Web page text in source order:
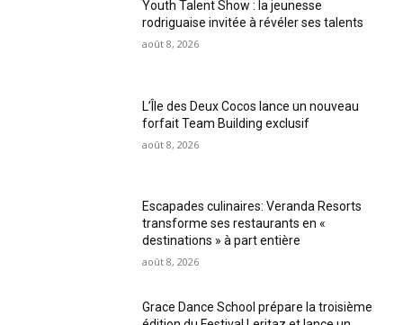
Youth Talent Show : la jeunesse
rodriguaise invitée à révéler ses talents
août 8, 2026
L’Île des Deux Cocos lance un nouveau
forfait Team Building exclusif
août 8, 2026
Escapades culinaires: Veranda Resorts
transforme ses restaurants en «
destinations » à part entière
août 8, 2026
Grace Dance School prépare la troisième